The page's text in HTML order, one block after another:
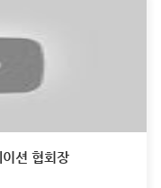
션 협회장